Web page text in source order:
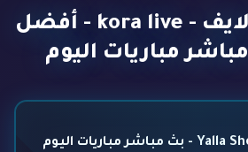
مميزات كورة لايف - kora live - أفضل
مباريات اليوم